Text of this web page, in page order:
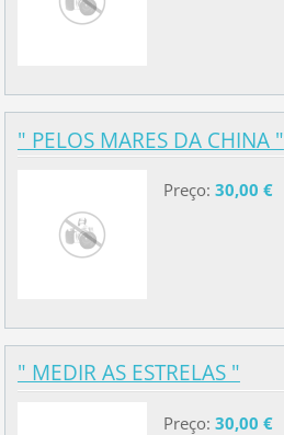
" PELOS MARES DA CHINA "
Preço: 30,00 €
" MEDIR AS ESTRELAS "
Preço: 30,00 €